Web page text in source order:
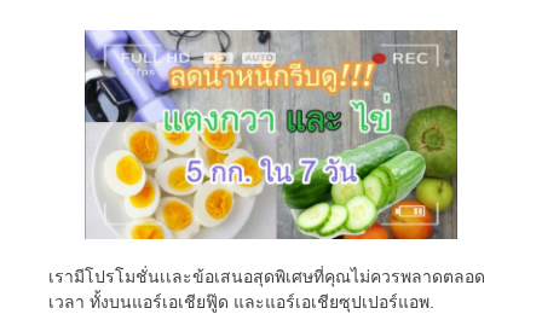
เรามีโปรโมชั่นเเละข้อเสนอสุดพิเศษที่คุณไม่ควรพลาดตลอด
เวลา ทั้งบนแอร์เอเชียฟู๊ด และแอร์เอเชียซุปเปอร์แอพ.